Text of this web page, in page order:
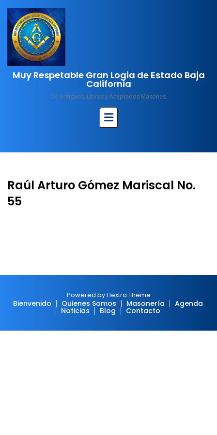
content
Muy Respetable Gran Logia de Estado Baja
California
De Antiguos, Libres y Aceptados Masones.
Raúl Arturo Gómez Mariscal No.
55
Powered by Flextra Theme
Bienvenido Quienes Somos Masonería Agenda
Noticias Blog Contacto